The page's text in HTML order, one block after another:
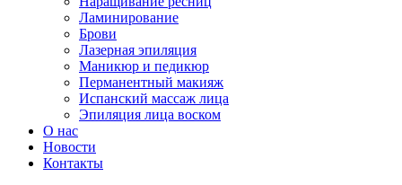
Ламинирование
Брови
Лазерная эпиляция
Маникюр и педикюр
Перманентный макияж
Испанский массаж лица
Эпиляция лица воском
О нас
Новости
Контакты